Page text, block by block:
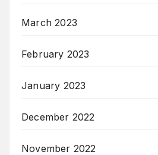
March 2023
February 2023
January 2023
December 2022
November 2022